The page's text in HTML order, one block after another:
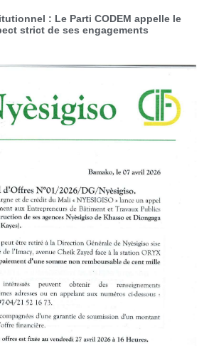
: Le Parti CODEM appelle le
strict de ses engagements